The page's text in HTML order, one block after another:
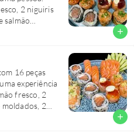
os amantes
rolls de
os amantes
2 niguiris
salmão
de raspas
uma exótica
de salmão
um sabor
essa
2 uramakis
baterás de
de sushi,
add
16 peças
experiência
fresco, 2
2
de limão
add